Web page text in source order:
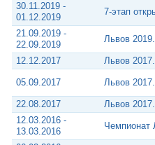
30.11.2019 -
01.12.2019
7-этап
21.09.2019 -
22.09.2019
Львов
12.12.2017 Львов
05.09.2017 Львов
22.08.2017
Львов
12.03.2016 -
13.03.2016
Чемпионат